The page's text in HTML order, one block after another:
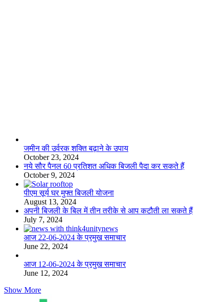
जमीन की उर्वरक शक्ति बढ़ाने के उपाय
October 23, 2024
नये सौर पैनल 60 प्रतिशत अधिक बिजली पैदा कर सकते हैं
October 9, 2024
पीएम सूर्य घर मुफ्त बिजली योजना
August 13, 2024
अपनी बिजली के बिल में तीन तरीके से आप कटौती ला सकते हैं
July 7, 2024
आज 22-06-2024 के प्रमुख समाचार
June 22, 2024
आज 12-06-2024 के प्रमुख समाचार
June 12, 2024
Show More